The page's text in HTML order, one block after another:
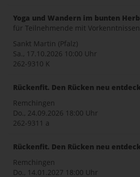
Yoga und Wandern im bunten
für Teilnehmende mit Vorkenntnissen
Sankt Martin (Pfalz)
Sa., 17.10.2026 10:00 Uhr
262-9310 K
Rückenfit. Den Rücken neu
Remchingen
Do., 24.09.2026 18:00 Uhr
262-9311 a
Rückenfit. Den Rücken neu
Remchingen
Do., 14.01.2027 18:00 Uhr